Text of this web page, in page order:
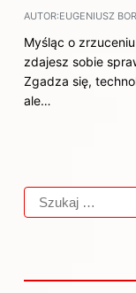
AUTOR:EUGENIUSZ
Myśląc o
zdajesz sobie
Zgadza się,
ale…